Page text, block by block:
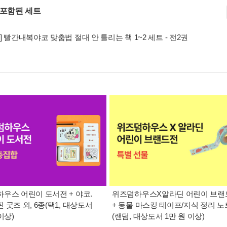
함된 세트
빨간내복야코 맞춤법 절대 안 틀리는 책 1~2 세트 - 전2권
우스 어린이 도서전 + 야코.
굿즈 외, 6종(택1, 대상도서
상)
위즈덤하우스X알라딘 어린이 브랜
+ 동물 마스킹 테이프/지식 정리 노
(랜덤, 대상도서 1만 원 이상)